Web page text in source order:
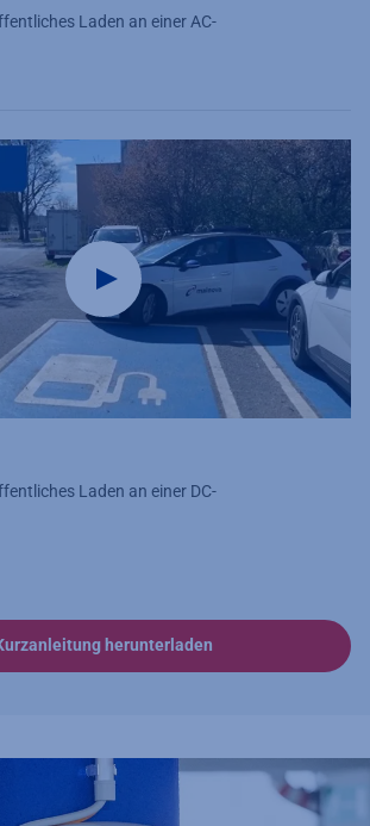
Laden an einer AC-
Laden an einer DC-
herunterladen